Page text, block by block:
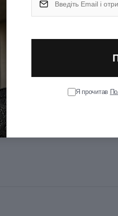
Металеві деталі
камінь. Модель
письма та чудовим вибором
Я прочитав